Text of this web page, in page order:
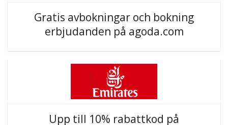
Gratis avbokningar och bokning
erbjudanden på agoda.com
Upp till 10% rabattkod på